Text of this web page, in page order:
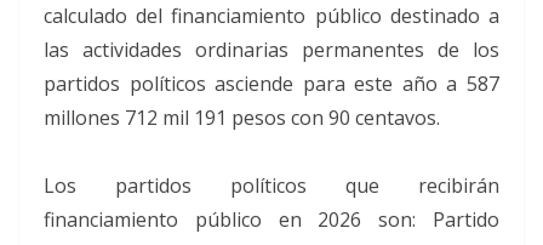
calculado del financiamiento público destinado a
las actividades ordinarias permanentes de los
partidos políticos asciende para este año a 587
millones 712 mil 191 pesos con 90 centavos.
Los partidos políticos que recibirán
financiamiento público en 2026 son: Partido